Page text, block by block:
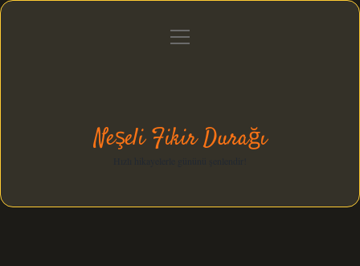
Gizlilik Politikası
menüyü
Neşeli Fikir Durağı